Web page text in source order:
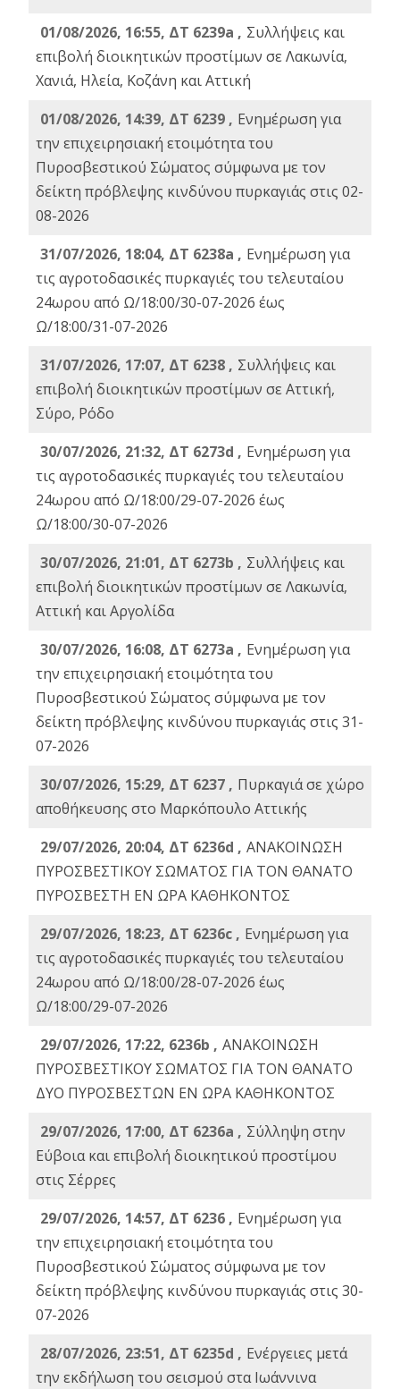
01/08/2026, 16:55, ΔΤ 6239a , Συλλήψεις και
επιβολή διοικητικών προστίμων σε Λακωνία,
Χανιά, Ηλεία, Κοζάνη και Αττική
01/08/2026, 14:39, ΔΤ 6239 , Ενημέρωση για
την επιχειρησιακή ετοιμότητα του
Πυροσβεστικού Σώματος σύμφωνα με τον
δείκτη πρόβλεψης κινδύνου πυρκαγιάς στις 02-
08-2026
31/07/2026, 18:04, ΔΤ 6238a , Ενημέρωση για
τις αγροτοδασικές πυρκαγιές του τελευταίου
24ωρου από Ω/18:00/30-07-2026 έως
Ω/18:00/31-07-2026
31/07/2026, 17:07, ΔΤ 6238 , Συλλήψεις και
επιβολή διοικητικών προστίμων σε Αττική,
Σύρο, Ρόδο
30/07/2026, 21:32, ΔΤ 6273d , Ενημέρωση για
τις αγροτοδασικές πυρκαγιές του τελευταίου
24ωρου από Ω/18:00/29-07-2026 έως
Ω/18:00/30-07-2026
30/07/2026, 21:01, ΔΤ 6273b , Συλλήψεις και
επιβολή διοικητικών προστίμων σε Λακωνία,
Αττική και Αργολίδα
30/07/2026, 16:08, ΔΤ 6273a , Ενημέρωση για
την επιχειρησιακή ετοιμότητα του
Πυροσβεστικού Σώματος σύμφωνα με τον
δείκτη πρόβλεψης κινδύνου πυρκαγιάς στις 31-
07-2026
30/07/2026, 15:29, ΔΤ 6237 , Πυρκαγιά σε χώρο
αποθήκευσης στο Μαρκόπουλο Αττικής
29/07/2026, 20:04, ΔΤ 6236d , ΑΝΑΚΟΙΝΩΣΗ
ΠΥΡΟΣΒΕΣΤΙΚΟΥ ΣΩΜΑΤΟΣ ΓΙΑ ΤΟΝ ΘΑΝΑΤΟ
ΠΥΡΟΣΒΕΣΤΗ ΕΝ ΩΡΑ ΚΑΘΗΚΟΝΤΟΣ
29/07/2026, 18:23, ΔΤ 6236c , Ενημέρωση για
τις αγροτοδασικές πυρκαγιές του τελευταίου
24ωρου από Ω/18:00/28-07-2026 έως
Ω/18:00/29-07-2026
29/07/2026, 17:22, 6236b , ΑΝΑΚΟΙΝΩΣΗ
ΠΥΡΟΣΒΕΣΤΙΚΟΥ ΣΩΜΑΤΟΣ ΓΙΑ ΤΟΝ ΘΑΝΑΤΟ
ΔΥΟ ΠΥΡΟΣΒΕΣΤΩΝ ΕΝ ΩΡΑ ΚΑΘΗΚΟΝΤΟΣ
29/07/2026, 17:00, ΔΤ 6236a , Σύλληψη στην
Εύβοια και επιβολή διοικητικού προστίμου
στις Σέρρες
29/07/2026, 14:57, ΔΤ 6236 , Ενημέρωση για
την επιχειρησιακή ετοιμότητα του
Πυροσβεστικού Σώματος σύμφωνα με τον
δείκτη πρόβλεψης κινδύνου πυρκαγιάς στις 30-
07-2026
28/07/2026, 23:51, ΔΤ 6235d , Ενέργειες μετά
την εκδήλωση του σεισμού στα Ιωάννινα